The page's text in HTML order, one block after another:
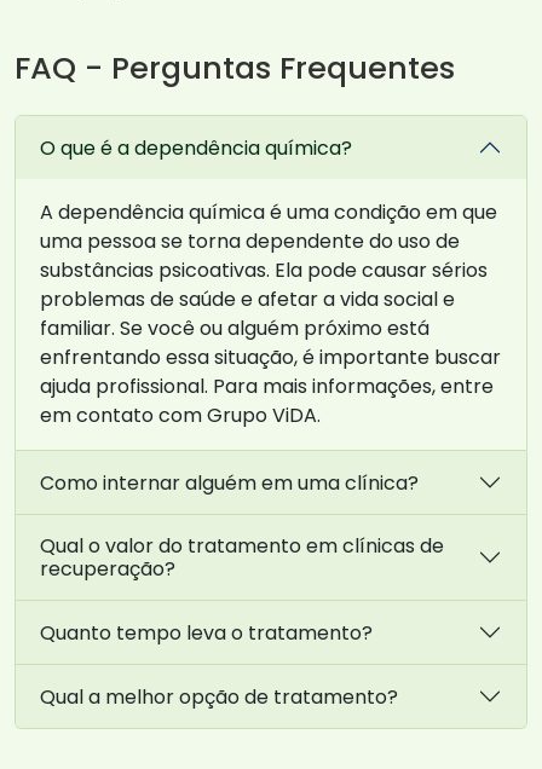
FAQ - Perguntas Frequentes
O que é a dependência química?
A dependência química é uma condição em que
uma pessoa se torna dependente do uso de
substâncias psicoativas. Ela pode causar sérios
problemas de saúde e afetar a vida social e
familiar. Se você ou alguém próximo está
enfrentando essa situação, é importante buscar
ajuda profissional. Para mais informações, entre
em contato com Grupo ViDA.
Como internar alguém em uma clínica?
Qual o valor do tratamento em clínicas de
recuperação?
Quanto tempo leva o tratamento?
Qual a melhor opção de tratamento?